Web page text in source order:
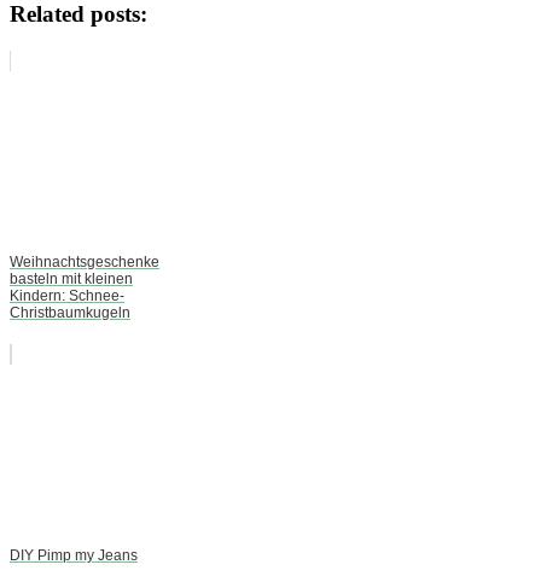
Related posts:
Weihnachtsgeschenke
basteln mit kleinen
Kindern: Schnee-
Christbaumkugeln
DIY Pimp my Jeans